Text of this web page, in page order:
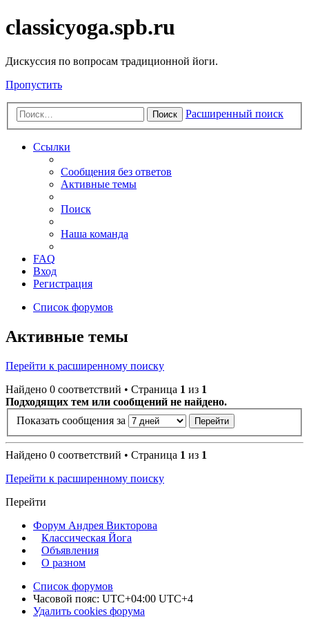
classicyoga.spb.ru
Дискуссия по вопросам традиционной йоги.
Пропустить
Поиск Расширенный поиск
Ссылки
Сообщения без ответов
Активные темы
Поиск
Наша команда
FAQ
Вход
Регистрация
Список форумов
Активные темы
Перейти к расширенному поиску
Найдено 0 соответствий • Страница 1 из 1
Подходящих тем или сообщений не найдено.
Показать сообщения за
Найдено 0 соответствий • Страница 1 из 1
Перейти к расширенному поиску
Перейти
Форум Андрея Викторова
Классическая Йога
Объявления
О разном
Список форумов
Часовой пояс: UTC+04:00 UTC+4
Удалить cookies форума